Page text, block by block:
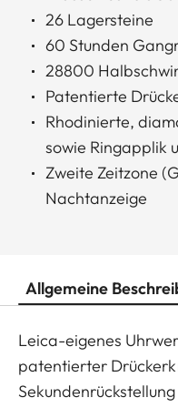
26 Lagersteine
60 Stunden
28800
Patentierte
Rhodinierte,
sowie Ringapplik
Zweite Zeitzone
Nachtanzeige
Allgemeine
Leica-eigenes
patentierter